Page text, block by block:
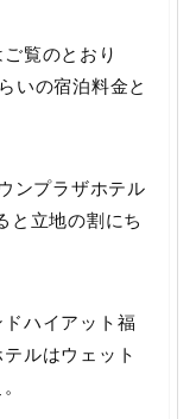
覧のとおり
いの宿泊料金と
ンプラザホテル
と立地の割にち
ハイアット福
ルはウェット